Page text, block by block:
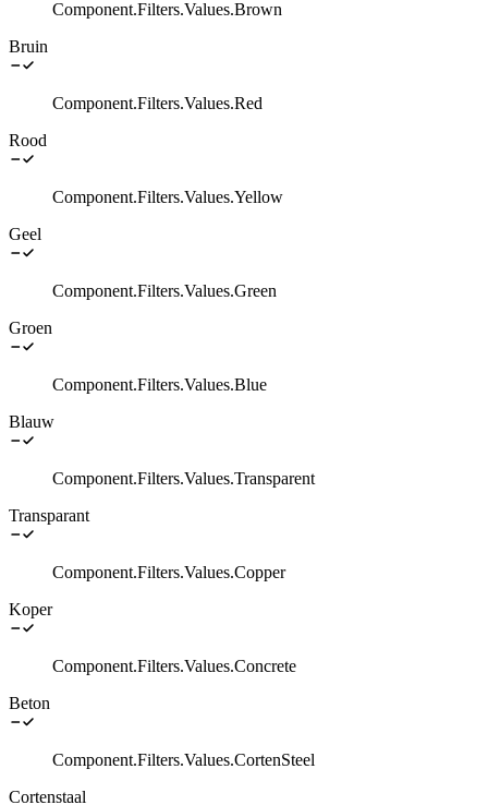
Component.Filters.Values.Brown
Bruin
Component.Filters.Values.Red
Rood
Component.Filters.Values.Yellow
Geel
Component.Filters.Values.Green
Groen
Component.Filters.Values.Blue
Blauw
Component.Filters.Values.Transparent
Transparant
Component.Filters.Values.Copper
Koper
Component.Filters.Values.Concrete
Beton
Component.Filters.Values.CortenSteel
Cortenstaal